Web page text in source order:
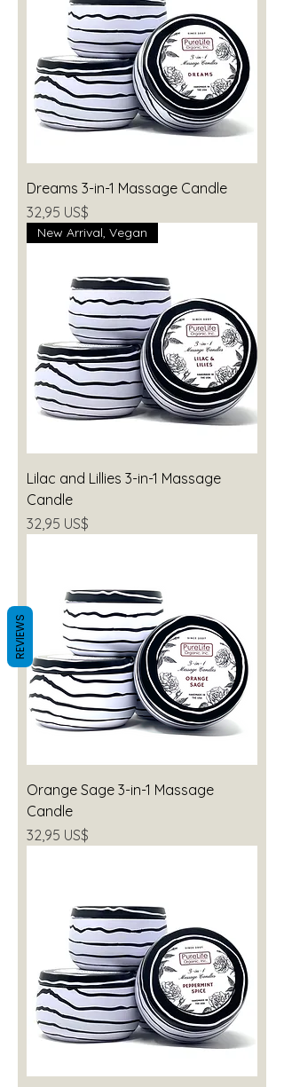
Dreams 3-in-1 Massage Candle
Precio
32,95 US$
New Arrival, Vegan
Lilac and Lillies 3-in-1 Massage
Candle
Precio
32,95 US$
Orange Sage 3-in-1 Massage
Candle
Precio
32,95 US$
REVIEWS